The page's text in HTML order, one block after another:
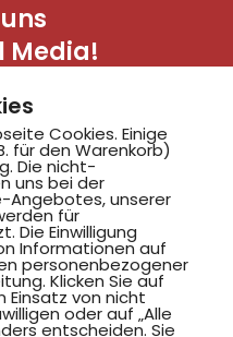
Media!
2008
9,
Cookies. Einige
für den Warenkorb)
Die nicht-
uns bei der
Angebotes, unserer
für
Die Einwilligung
Informationen auf
personenbezogener
Klicken Sie auf
Einsatz von nicht
oder auf „Alle
entscheiden. Sie